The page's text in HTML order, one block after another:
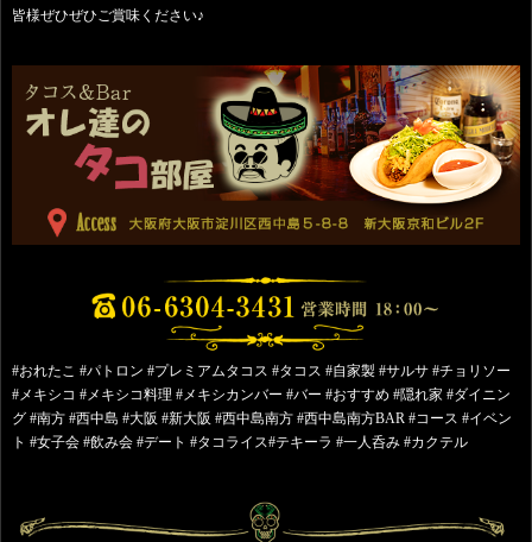
皆様ぜひぜひご賞味ください♪
#おれたこ #パトロン #プレミアムタコス #タコス #自家製 #サルサ #チョリソー
#メキシコ #メキシコ料理 #メキシカンバー #バー #おすすめ #隠れ家 #ダイニン
グ #南方 #西中島 #大阪 #新大阪 #西中島南方 #西中島南方BAR #コース #イベン
ト #女子会 #飲み会 #デート #タコライス#テキーラ #一人呑み #カクテル